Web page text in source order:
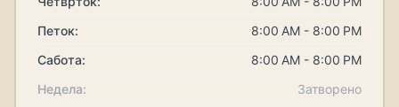
Петок:
8:00 AM - 8:00 PM
Сабота:
8:00 AM - 8:00 PM
Недела:
Затворено